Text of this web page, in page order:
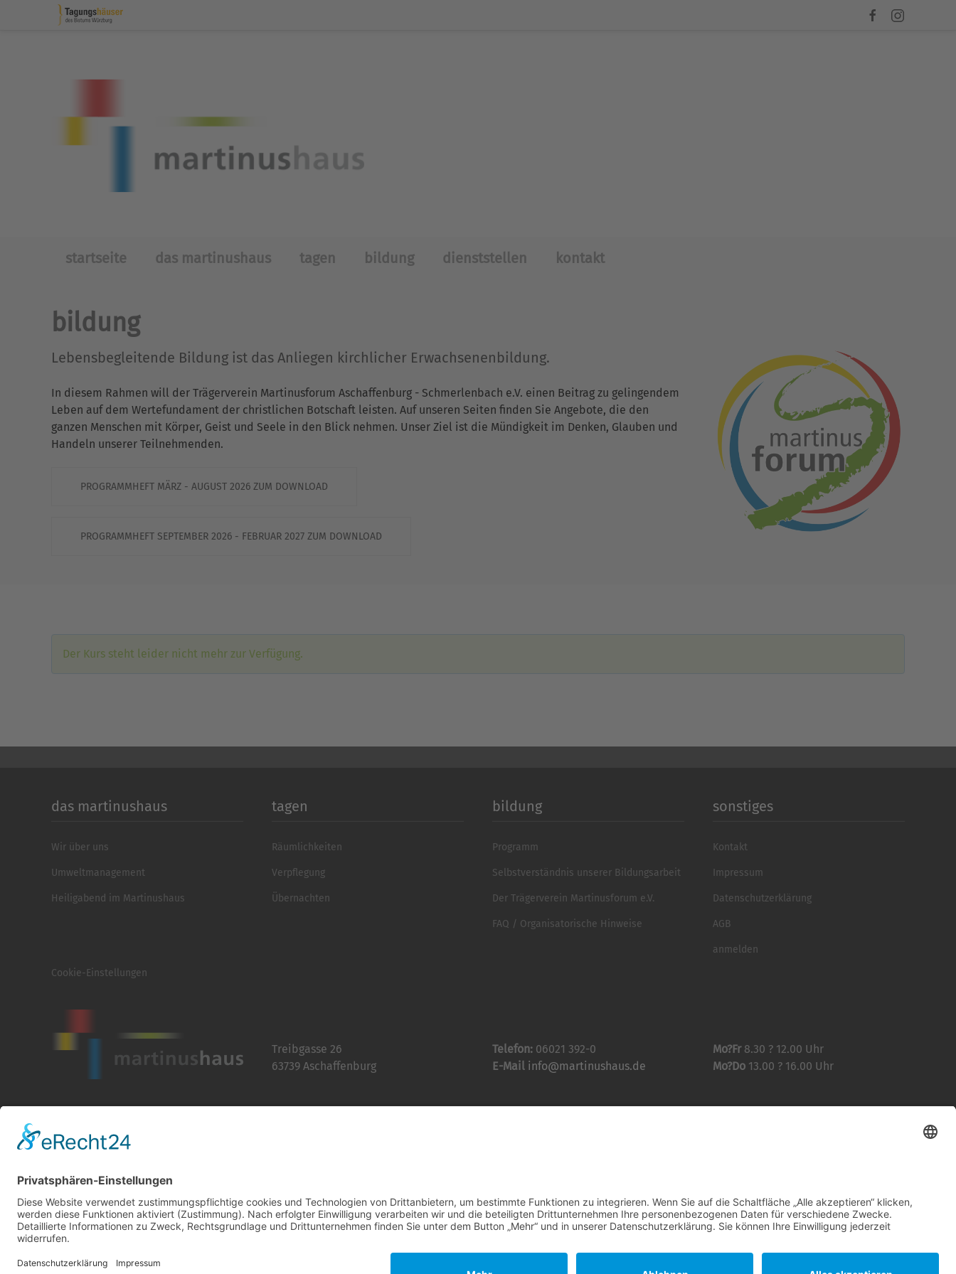
startseite das martinushaus tagen bildung dienststellen kontakt
bildung
Lebensbegleitende Bildung ist das Anliegen kirchlicher Erwachsenenbildung.
In diesem Rahmen will der Trägerverein Martinusforum Aschaffenburg - Schmerlenbach e.V. einen Beitrag zu gelingendem
Leben auf dem Wertefundament der christlichen Botschaft leisten. Auf unseren Seiten finden Sie Angebote, die den
ganzen Menschen mit Körper, Geist und Seele in den Blick nehmen. Unser Ziel ist die Mündigkeit im Denken, Glauben und
Handeln unserer Teilnehmenden.
PROGRAMMHEFT MÄRZ - AUGUST 2026 ZUM DOWNLOAD
PROGRAMMHEFT SEPTEMBER 2026 - FEBRUAR 2027 ZUM DOWNLOAD
Der Kurs steht leider nicht mehr zur Verfügung.
das martinushaus
Wir über uns
Umweltmanagement
Heiligabend im Martinushaus
tagen
Räumlichkeiten
Verpflegung
Übernachten
bildung
Programm
Selbstverständnis unserer Bildungsarbeit
Der Trägerverein Martinusforum e.V.
FAQ / Organisatorische Hinweise
sonstiges
Kontakt
Impressum
Datenschutzerklärung
AGB
anmelden
Cookie-Einstellungen
Treibgasse 26
63739 Aschaffenburg
Telefon: 06021 392-0
E-Mail info@martinushaus.de
Mo?Fr 8.30 ? 12.00 Uhr
Mo?Do 13.00 ? 16.00 Uhr